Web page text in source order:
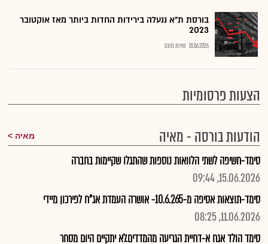
בורסת ת"א ננעלה בירידות החדות ביותר מאז אוקטובר
2023
01.06.2026 שירות גלובס
הצעות פרסומיות
הודעות בורסה - מאיה
מאיה
סימד-חשיפה לשתי הלוואות נוספות שהתגלו שקיימות בחברה
15.06.2026, 09:44
סימד-תוצאות אסיפה מ-10.6.265- אושרה העמדת אג"ח לפירכון מיידי
11.06.2026, 08:25
סימד הולד אגח א-דחיית הגריעה מהמדדים.לא יתקיים היום מסחר